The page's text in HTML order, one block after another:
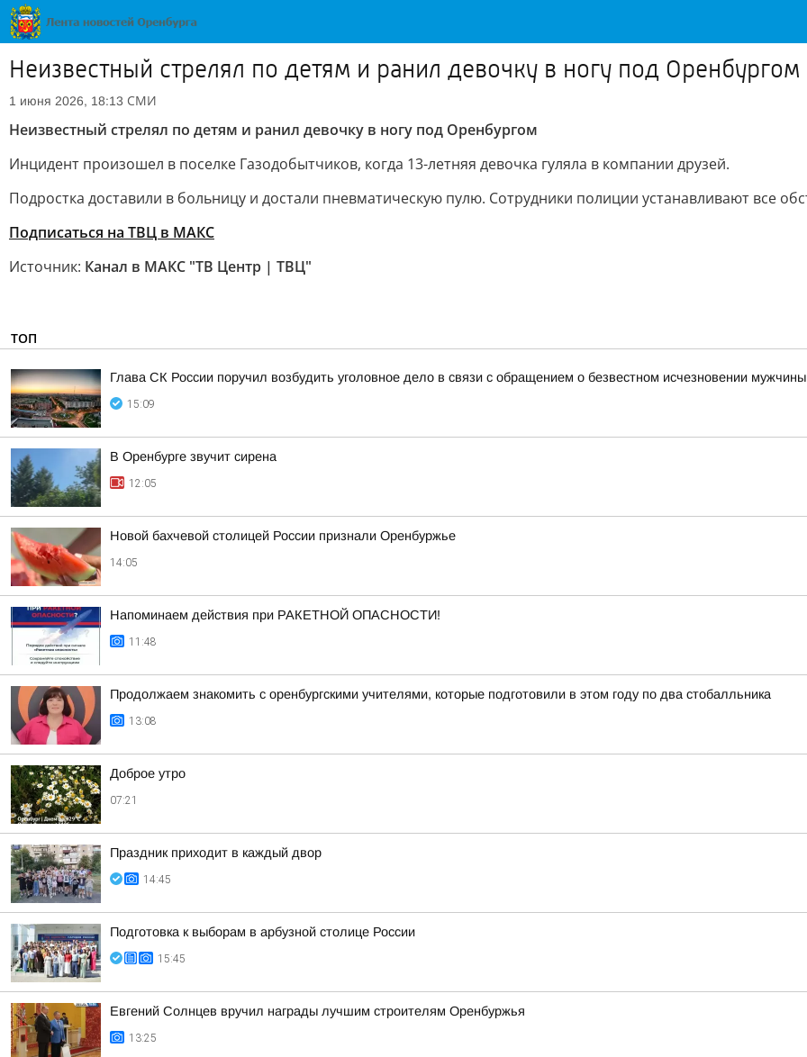
Неизвестный стрелял по детям и ранил девочку в ногу под Оренбургом
1 июня 2026, 18:13 СМИ
Неизвестный стрелял по детям и ранил девочку в ногу под Оренбургом
Инцидент произошел в поселке Газодобытчиков, когда 13-летняя девочка гуляла в компании друзей.
Подростка доставили в больницу и достали пневматическую пулю. Сотрудники полиции устанавливают все
Подписаться на ТВЦ в МАКС
Источник: Канал в МАКС "ТВ Центр | ТВЦ"
ТОП
Глава СК России поручил возбудить уголовное дело в связи с обращением о безвестном исчезновении
15:09
В Оренбурге звучит сирена
12:05
Новой бахчевой столицей России признали Оренбуржье
14:05
Напоминаем действия при РАКЕТНОЙ ОПАСНОСТИ!
11:48
Продолжаем знакомить с оренбургскими учителями, которые подготовили в этом году по два стобалльника
13:08
Доброе утро
07:21
Праздник приходит в каждый двор
14:45
Подготовка к выборам в арбузной столице России
15:45
Евгений Солнцев вручил награды лучшим строителям Оренбуржья
13:25